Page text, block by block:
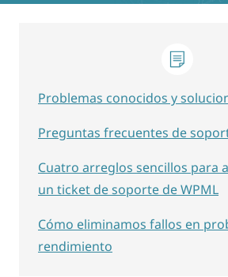
Problemas conocidos y
Preguntas frecuentes de
Cuatro arreglos sencillos para
un ticket de soporte de WPML
Cómo eliminamos fallos en
rendimiento